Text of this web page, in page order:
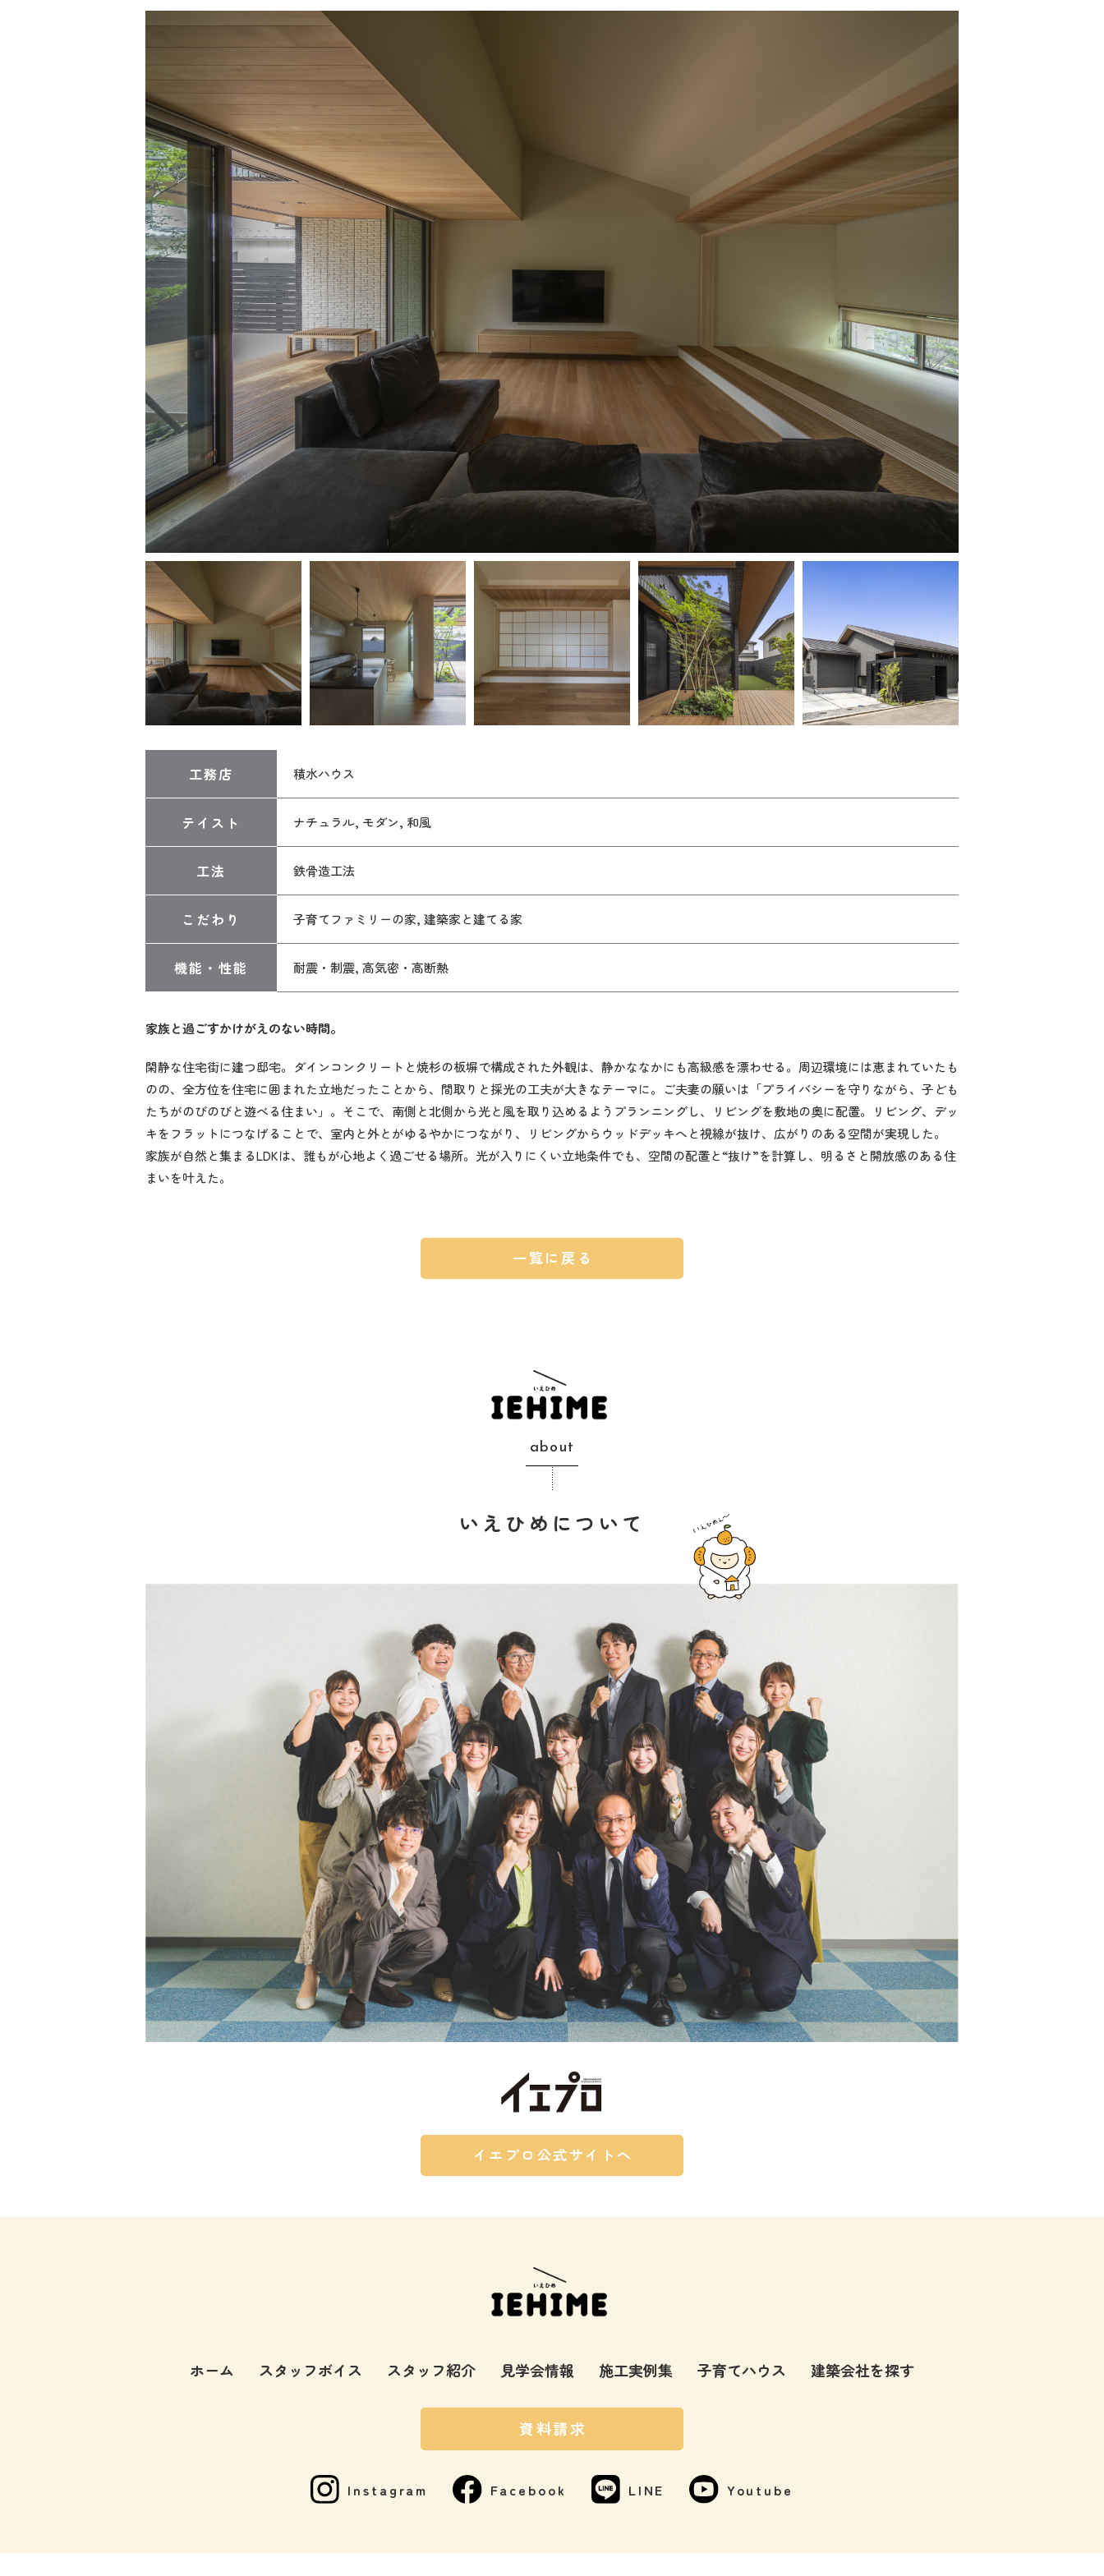
工務店 積水ハウス
テイスト ナチュラル, モダン, 和風
工法 鉄骨造工法
こだわり 子育てファミリーの家, 建築家と建てる家
機能・性能 耐震・制震, 高気密・高断熱
家族と過ごすかけがえのない時間。
閑静な住宅街に建つ邸宅。ダインコンクリートと焼杉の板塀で構成された外観は、静かななかにも高級感を漂わせる。周辺環境には恵まれていたも
のの、全方位を住宅に囲まれた立地だったことから、間取りと採光の工夫が大きなテーマに。ご夫妻の願いは「プライバシーを守りながら、子ども
たちがのびのびと遊べる住まい」。そこで、南側と北側から光と風を取り込めるようプランニングし、リビングを敷地の奥に配置。リビング、デッ
キをフラットにつなげることで、室内と外とがゆるやかにつながり、リビングからウッドデッキへと視線が抜け、広がりのある空間が実現した。
家族が自然と集まるLDKは、誰もが心地よく過ごせる場所。光が入りにくい立地条件でも、空間の配置と“抜け”を計算し、明るさと開放感のある住
まいを叶えた。
一覧に戻る
about
いえひめについて
イエプロ公式サイトへ
ホーム スタッフボイス スタッフ紹介 見学会情報 施工実例集 子育てハウス 建築会社を探す
資料請求
Instagram Facebook LINE Youtube